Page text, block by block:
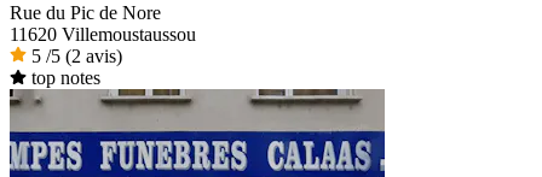
Rue du Pic de Nore
11620 Villemoustaussou
5 /5 (2 avis)
top notes